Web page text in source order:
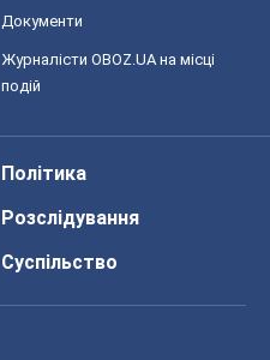
Документи
Журналісти OBOZ.UA на місці
подій
Політика
Розслідування
Суспільство